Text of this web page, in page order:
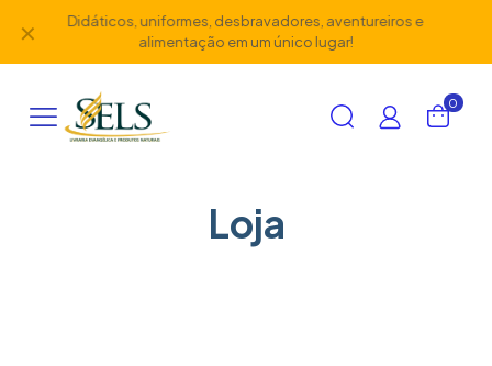
Didáticos, uniformes, desbravadores, aventureiros e
alimentação em um único lugar!
✕
0
Loja